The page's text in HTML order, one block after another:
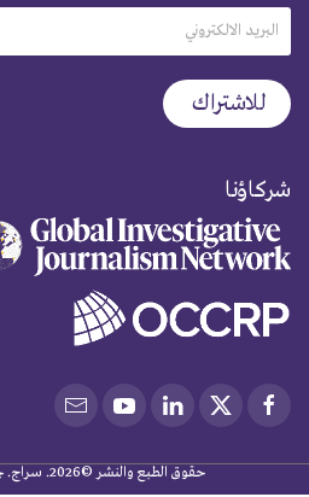
شركاؤنا
حقوق الطبع والنشر ©2026. سراج. جميع الحقوق محفوظة